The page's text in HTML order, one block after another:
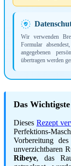
Wir verwenden
Formular
angegebenen
übertragen werden
Das
Dieses Rezept
Perfektions-
Vorbereitung
unverzichtbaren
Ribeye, das